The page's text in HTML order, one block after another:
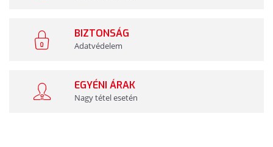
BIZTONSÁG
Adatvédelem
EGYÉNI ÁRAK
Nagy tétel esetén